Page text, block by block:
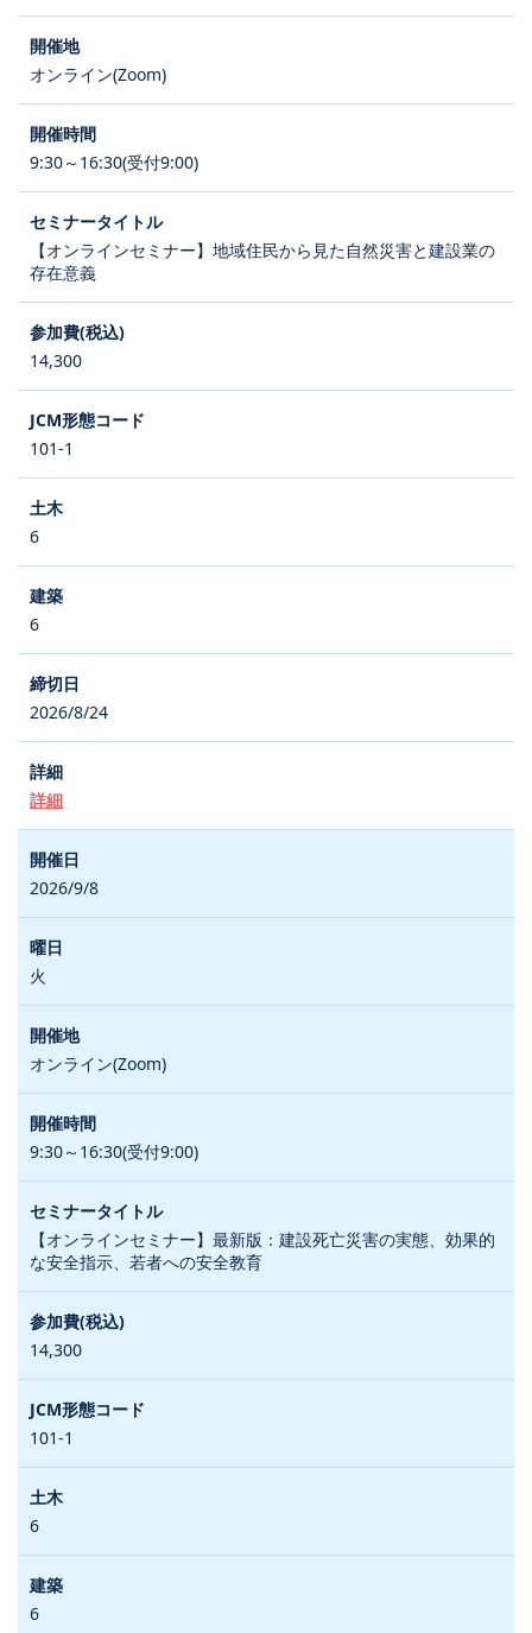
オンライン(Zoom)
9:30～16:30(受付9:00)
【オンラインセミナー】地域住民から見た自然災害と建設業の
存在意義
14,300
101-1
6
6
2026/8/24
詳細
2026/9/8
火
オンライン(Zoom)
9:30～16:30(受付9:00)
【オンラインセミナー】最新版：建設死亡災害の実態、効果的
な安全指示、若者への安全教育
14,300
101-1
6
6